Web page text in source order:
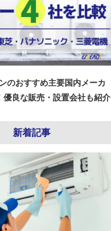
のおすすめ主要国内メーカ
優良な販売・設置会社も紹介
新着記事